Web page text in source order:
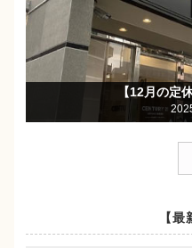
【12月の定
【最